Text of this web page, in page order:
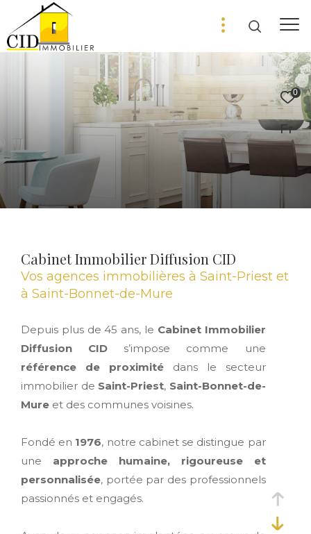
0
Fr
Cabinet Immobilier Diffusion CID
Vos agences immobilières à Saint-Priest et
à Saint-Bonnet-de-Mure
Depuis plus de 45 ans, le Cabinet Immobilier
Diffusion CID s’impose comme une
référence de proximitédans le secteur
immobilier de Saint-Priest, Saint-Bonnet-de-
Mure et des communes voisines.
Fondé en 1976, notre cabinet se distingue par
une approche humaine, rigoureuse et
personnalisée, portée par des professionnels
passionnés et engagés.